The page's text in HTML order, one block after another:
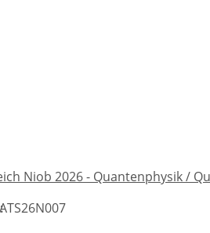
Niob 2026 - Quantenphysik /
ATS26N007